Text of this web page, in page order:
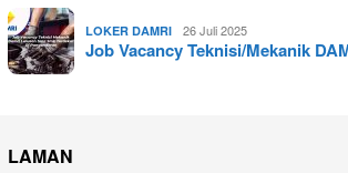
LOKER DAMRI 26 Juli 2025
Job Vacancy Teknisi/Mekanik
LAMAN